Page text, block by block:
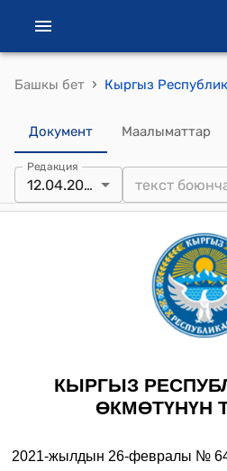
Башкы бет ›
Документ Маалыматтар
Редакция
12.04.2024